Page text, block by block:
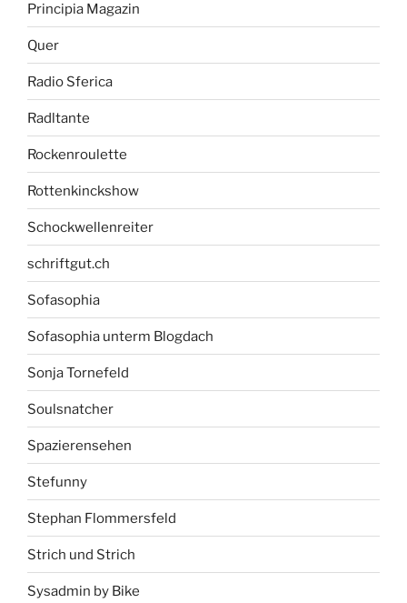
Principia Magazin
Quer
Radio Sferica
Radltante
Rockenroulette
Rottenkinckshow
Schockwellenreiter
schriftgut.ch
Sofasophia
Sofasophia unterm Blogdach
Sonja Tornefeld
Soulsnatcher
Spazierensehen
Stefunny
Stephan Flommersfeld
Strich und Strich
Sysadmin by Bike